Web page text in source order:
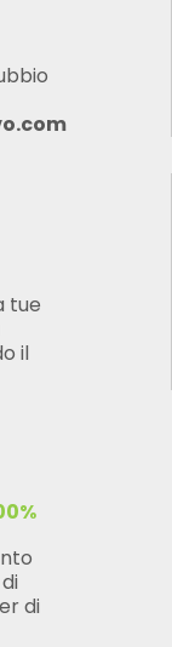
tue
il
di